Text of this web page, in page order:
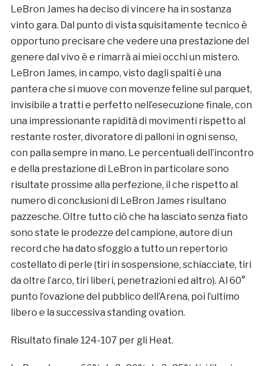
LeBron James ha deciso di vincere ha in sostanza
vinto gara. Dal punto di vista squisitamente tecnico è
opportuno precisare che vedere una prestazione del
genere dal vivo è e rimarrà ai miei occhi un mistero.
LeBron James, in campo, visto dagli spalti è una
pantera che si muove con movenze feline sul parquet,
invisibile a tratti e perfetto nell’esecuzione finale, con
una impressionante rapidità di movimenti rispetto al
restante roster, divoratore di palloni in ogni senso,
con palla sempre in mano. Le percentuali dell’incontro
e della prestazione di LeBron in particolare sono
risultate prossime alla perfezione, il che rispetto al
numero di conclusioni di LeBron James risultano
pazzesche. Oltre tutto ciò che ha lasciato senza fiato
sono state le prodezze del campione, autore di un
record che ha dato sfoggio a tutto un repertorio
costellato di perle (tiri in sospensione, schiacciate, tiri
da oltre l’arco, tiri liberi, penetrazioni ed altro). Al 60°
punto l’ovazione del pubblico dell’Arena, poi l’ultimo
libero e la successiva standing ovation.
Risultato finale 124-107 per gli Heat.